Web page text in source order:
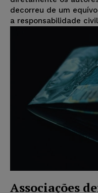
decorreu de um
a responsabilidade
Associações